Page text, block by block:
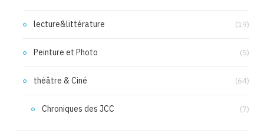
lecture&littérature (19)
Peinture et Photo (5)
théâtre & Ciné (64)
Chroniques des JCC (7)